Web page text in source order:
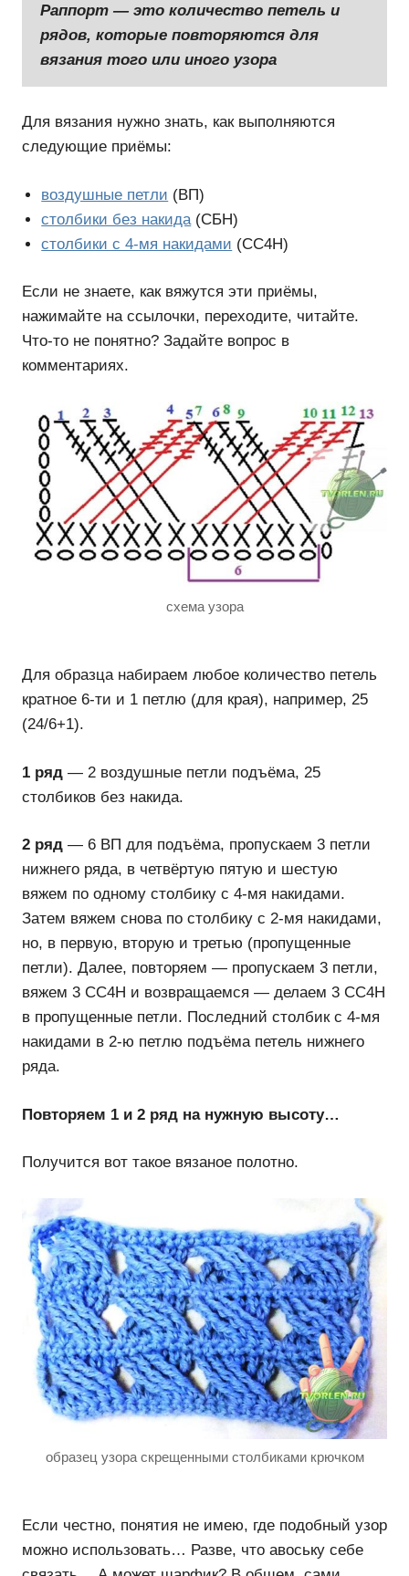
Раппорт — это количество петель и
рядов, которые повторяются для
вязания того или иного узора
Для вязания нужно знать, как выполняются
следующие приёмы:
воздушные петли (ВП)
столбики без накида (СБН)
столбики с 4-мя накидами (СС4Н)
Если не знаете, как вяжутся эти приёмы,
нажимайте на ссылочки, переходите, читайте.
Что-то не понятно? Задайте вопрос в
комментариях.
схема узора
Для образца набираем любое количество петель
кратное 6-ти и 1 петлю (для края), например, 25
(24/6+1).
1 ряд — 2 воздушные петли подъёма, 25
столбиков без накида.
2 ряд — 6 ВП для подъёма, пропускаем 3 петли
нижнего ряда, в четвёртую пятую и шестую
вяжем по одному столбику с 4-мя накидами.
Затем вяжем снова по столбику с 2-мя накидами,
но, в первую, вторую и третью (пропущенные
петли). Далее, повторяем — пропускаем 3 петли,
вяжем 3 СС4Н и возвращаемся — делаем 3 СС4Н
в пропущенные петли. Последний столбик с 4-мя
накидами в 2-ю петлю подъёма петель нижнего
ряда.
Повторяем 1 и 2 ряд на нужную высоту…
Получится вот такое вязаное полотно.
образец узора скрещенными столбиками крючком
Если честно, понятия не имею, где подобный узор
можно использовать… Разве, что авоську себе